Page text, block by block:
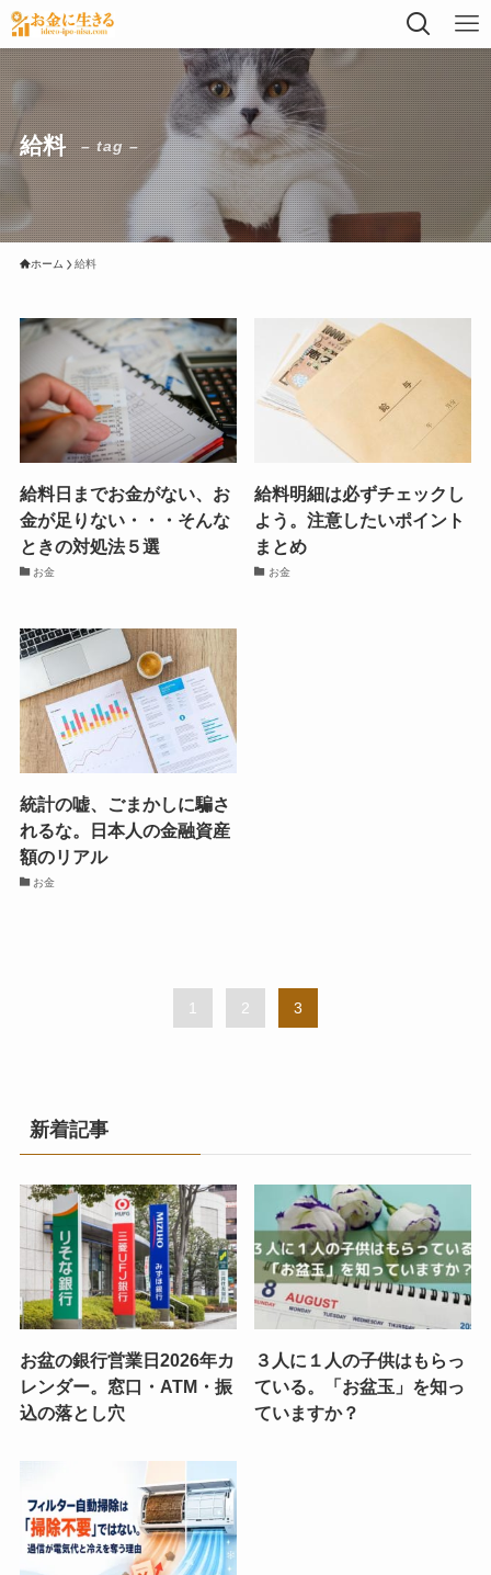
給料 – tag –
ホーム 給料
給料日までお金がない、お
金が足りない・・・そんな
ときの対処法５選
お金
給料明細は必ずチェックし
よう。注意したいポイント
まとめ
お金
統計の嘘、ごまかしに騙さ
れるな。日本人の金融資産
額のリアル
お金
1 2 3
新着記事
お盆の銀行営業日2026年カ
レンダー。窓口・ATM・振
込の落とし穴
３人に１人の子供はもらっ
ている。「お盆玉」を知っ
ていますか？